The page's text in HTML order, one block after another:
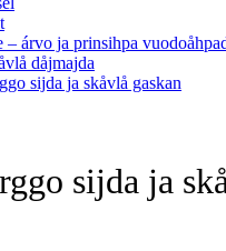
– árvo ja prinsihpa
dåjmajda
sijda ja skåvlå gaskan
sijda ja